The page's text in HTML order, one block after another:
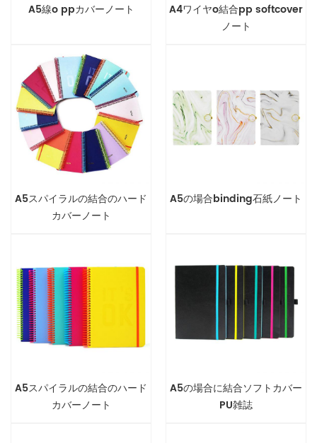
A5線o ppカバーノート
A4ワイヤo結合pp softcover
ノート
A5スパイラルの結合のハード
カバーノート
A5の場合binding石紙ノート
A5スパイラルの結合のハード
カバーノート
A5の場合に結合ソフトカバー
PU雑誌